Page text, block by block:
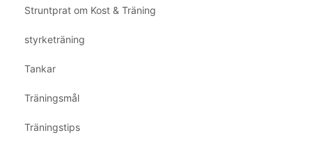
Struntprat om Kost & Träning
styrketräning
Tankar
Träningsmål
Träningstips